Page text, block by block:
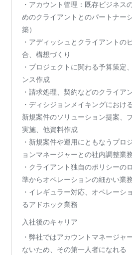
・アカウント管理：既存ビジネス
めのクライアントとのパートナー
築）
・アディッシュとクライアントの
合、構想づくり
・プロジェクトに関わる予算策定
ンス作成
・請求処理、契約などのクライア
・ディシジョンメイキングにおけ
新規案件のソリューション提案、
実施、他資料作成
・新規案件や運用にともなうプロ
ョンマネージャーとの社内調整業
・クライアント独自のポリシーの
準からオペレーションの細かい業務
・イレギュラー対応、オペレーシ
るアドホック業務
入社後のキャリア
・弊社ではアカウントマネージャ
ないため、その第一人者になれる